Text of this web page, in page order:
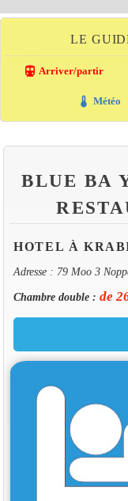
LE
directions_transit Arriver/partir
thermostat Météo
BLUE BA
HOTEL À
Adresse : 79 Moo 3
Chambre double : de